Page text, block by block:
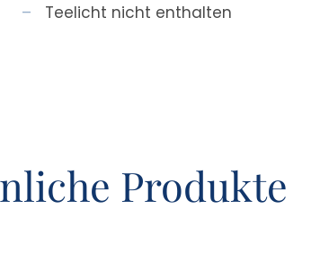
Teelicht nicht enthalten
Produkte